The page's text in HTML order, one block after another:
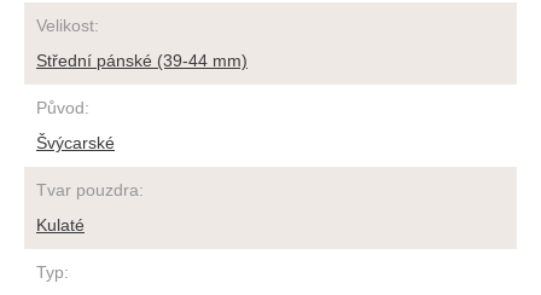
Velikost:
Střední pánské (39-44 mm)
Původ:
Švýcarské
Tvar pouzdra:
Kulaté
Typ: